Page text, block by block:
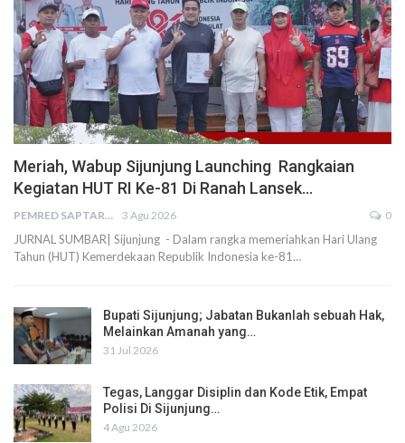
Meriah, Wabup Sijunjung Launching Rangkaian
Kegiatan HUT RI Ke-81 Di Ranah Lansek…
PEMRED SAPTARIUS 3 Agu 2026 0
JURNAL SUMBAR| Sijunjung - Dalam rangka memeriahkan Hari Ulang
Tahun (HUT) Kemerdekaan Republik Indonesia ke-81…
Bupati Sijunjung; Jabatan Bukanlah sebuah Hak,
Melainkan Amanah yang…
31 Jul 2026
Tegas, Langgar Disiplin dan Kode Etik, Empat
Polisi Di Sijunjung…
4 Agu 2026